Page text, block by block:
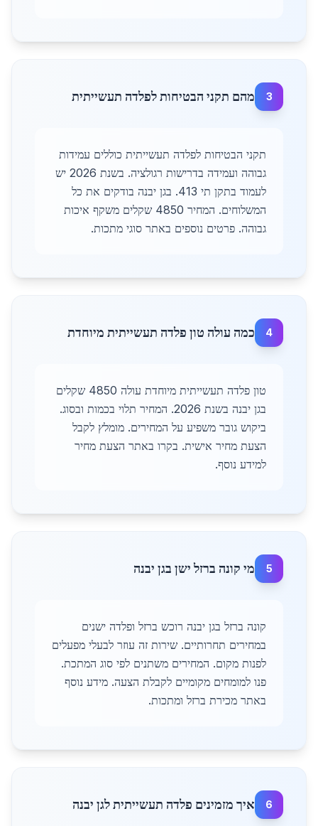
3 מהם תקני הבטיחות לפלדה תעשייתית
תקני הבטיחות לפלדה תעשייתית כוללים עמידות
גבוהה ועמידה בדרישות רגולציה. בשנת 2026 יש
לעמוד בתקן תי 413. בגן יבנה בודקים את כל
המשלוחים. המחיר 4850 שקלים משקף איכות
גבוהה. פרטים נוספים באתר סוגי מתכות.
4 כמה עולה טון פלדה תעשייתית מיוחדת
טון פלדה תעשייתית מיוחדת עולה 4850 שקלים
בגן יבנה בשנת 2026. המחיר תלוי בכמות ובסוג.
ביקוש גובר משפיע על המחירים. מומלץ לקבל
הצעת מחיר אישית. בקרו באתר הצעת מחיר
למידע נוסף.
5 מי קונה ברזל ישן בגן יבנה
קונה ברזל בגן יבנה רוכש ברזל ופלדה ישנים
במחירים תחרותיים. שירות זה עוזר לבעלי מפעלים
לפנות מקום. המחירים משתנים לפי סוג המתכת.
פנו למומחים מקומיים לקבלת הצעה. מידע נוסף
באתר מכירת ברזל ומתכות.
6 איך מזמינים פלדה תעשייתית לגן יבנה